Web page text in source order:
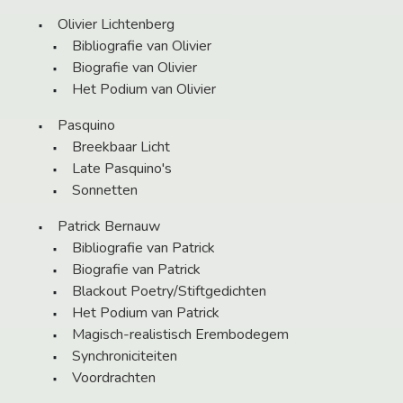
Olivier Lichtenberg
Bibliografie van Olivier
Biografie van Olivier
Het Podium van Olivier
Pasquino
Breekbaar Licht
Late Pasquino's
Sonnetten
Patrick Bernauw
Bibliografie van Patrick
Biografie van Patrick
Blackout Poetry/Stiftgedichten
Het Podium van Patrick
Magisch-realistisch Erembodegem
Synchroniciteiten
Voordrachten